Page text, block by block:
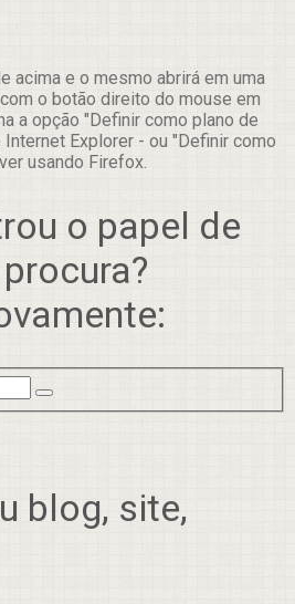
acima e o mesmo abrirá em uma
o botão direito do mouse em
a opção "Definir como plano de
Explorer - ou "Definir como
usando Firefox.
o papel de
blog, site,